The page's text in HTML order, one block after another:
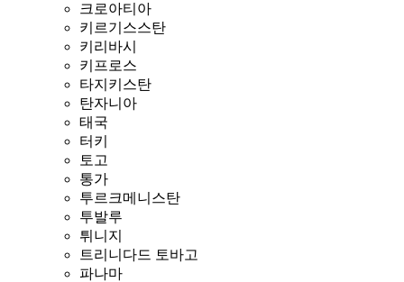
크로아티아
키르기스스탄
키리바시
키프로스
타지키스탄
탄자니아
태국
터키
토고
통가
투르크메니스탄
투발루
튀니지
트리니다드 토바고
파나마